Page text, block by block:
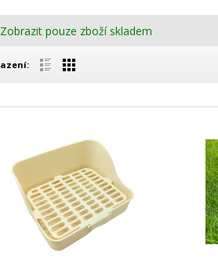
Zobrazit pouze zboží skladem